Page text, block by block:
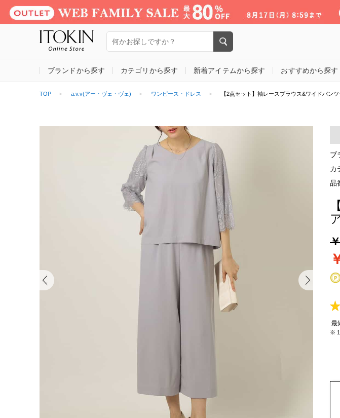
ブランドから探す カテゴリから探す 新着アイテムから探す おすすめから探す
TOP a.v.v(アー・ヴェ・ヴェ) ワンピース・ドレス 【2点セット】袖レースブラウス&ワイドパン
ブ
カ
品
最
※ 1